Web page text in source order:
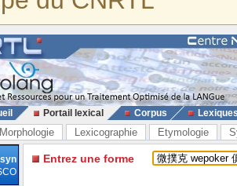
Portail lexical Corpus
Morphologie Lexicographie Etymologie
Entrez une forme